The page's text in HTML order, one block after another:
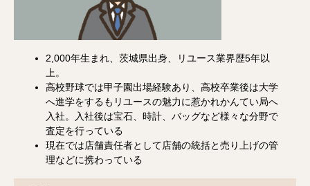
2,000年生まれ、茨城県出身、リユース業界歴5年以
上。
高校野球では甲子園出場経験あり、高校卒業後は大学
へ進学をするもリユースの魅力に惹かれかんてい局へ
入社。入社後は宝石、時計、バッグなど様々な分野で
査定を行っている
現在では店舗責任者として店舗の統括と売り上げの管
理などに携わっている